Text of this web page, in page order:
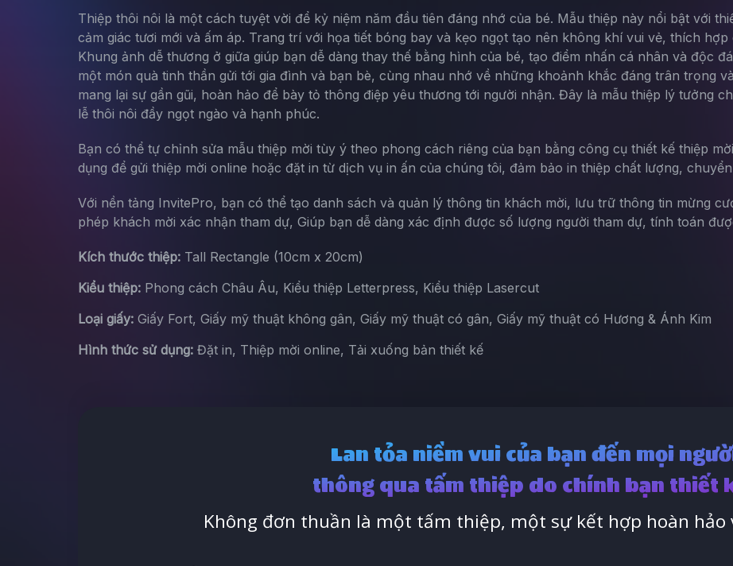
Thiệp thôi nôi là một cách tuyệt vời để kỷ niệm năm đầu tiên đáng nhớ của bé. Mẫu thiệp này nổi bật với
cảm giác tươi mới và ấm áp. Trang trí với họa tiết bóng bay và kẹo ngọt tạo nên không khí vui vẻ, thích
Khung ảnh dễ thương ở giữa giúp bạn dễ dàng thay thế bằng hình của bé, tạo điểm nhấn cá nhân và độc
một món quà tinh thần gửi tới gia đình và bạn bè, cùng nhau nhớ về những khoảnh khắc đáng trân trọng
mang lại sự gần gũi, hoàn hảo để bày tỏ thông điệp yêu thương tới người nhận. Đây là mẫu thiệp lý tưởng
lễ thôi nôi đầy ngọt ngào và hạnh phúc.
Bạn có thể tự chỉnh sửa mẫu thiệp mời tùy ý theo phong cách riêng của bạn bằng công cụ thiết kế thiệp
dụng để gửi thiệp mời online hoặc đặt in từ dịch vụ in ấn của chúng tôi, đảm bảo in thiệp chất lượng,
Với nền tảng InvitePro, bạn có thể tạo danh sách và quản lý thông tin khách mời, lưu trữ thông tin mừng
phép khách mời xác nhận tham dự, Giúp bạn dễ dàng xác định được số lượng người tham dự, tính toán
Kích thước thiệp: Tall Rectangle (10cm x 20cm)
Kiểu thiệp: Phong cách Châu Âu, Kiểu thiệp Letterpress, Kiểu thiệp Lasercut
Loại giấy: Giấy Fort, Giấy mỹ thuật không gân, Giấy mỹ thuật có gân, Giấy mỹ thuật có Hương & Ánh Kim
Hình thức sử dụng: Đặt in, Thiệp mời online, Tải xuống bản thiết kế
Lan tỏa niềm vui của bạn đến mọi
thông qua tấm thiệp do chính bạn thiết
Không đơn thuần là một tấm thiệp, một sự kết hợp hoàn hảo